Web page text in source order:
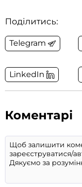
Поділитись:
Telegram
LinkedIn
Коментарі